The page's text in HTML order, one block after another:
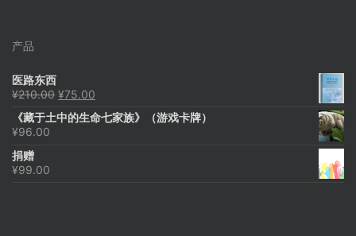
产品
医路东西
¥210.00 原
为：
¥75.00
价
《藏于土中的生命七家族》（游戏卡牌）
¥96.00
捐赠
¥99.00